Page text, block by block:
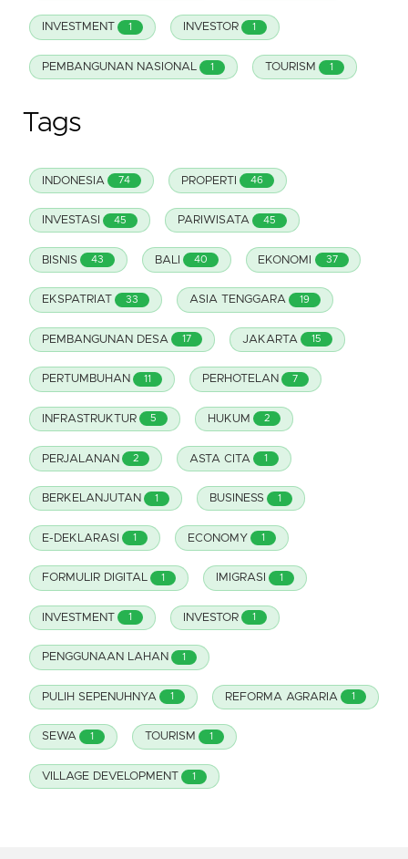
INVESTMENT 1 INVESTOR 1
PEMBANGUNAN NASIONAL 1 TOURISM 1
Tags
INDONESIA 74 PROPERTI 46
INVESTASI 45 PARIWISATA 45
BISNIS 43 BALI 40 EKONOMI 37
EKSPATRIAT 33 ASIA TENGGARA 19
PEMBANGUNAN DESA 17 JAKARTA 15
PERTUMBUHAN 11 PERHOTELAN 7
INFRASTRUKTUR 5 HUKUM 2
PERJALANAN 2 ASTA CITA 1
BERKELANJUTAN 1 BUSINESS 1
E-DEKLARASI 1 ECONOMY 1
FORMULIR DIGITAL 1 IMIGRASI 1
INVESTMENT 1 INVESTOR 1
PENGGUNAAN LAHAN 1
PULIH SEPENUHNYA 1 REFORMA AGRARIA 1
SEWA 1 TOURISM 1
VILLAGE DEVELOPMENT 1